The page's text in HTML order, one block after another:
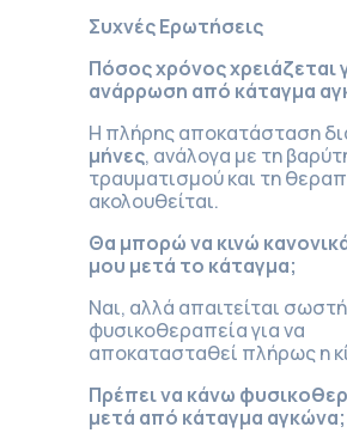
Συχνές Ερωτήσεις
Πόσος χρόνος χρειάζεται
ανάρρωση από κάταγμα
Η πλήρης αποκατάσταση
μήνες, ανάλογα με τη
τραυματισμού και τη
ακολουθείται.
Θα μπορώ να κινώ
μου μετά το κάταγμα;
Ναι, αλλά απαιτείται σωστή
φυσικοθεραπεία για να
αποκατασταθεί πλήρως η
Πρέπει να κάνω
μετά από κάταγμα αγκώνα;